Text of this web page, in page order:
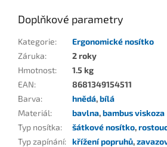
Doplňkové parametry
Kategorie:
Ergonomické nosítko
Záruka:
2 roky
Hmotnost:
1.5 kg
EAN:
8681349154511
Barva: hnědá,bílá
Materiál: bavlna,bambus viskoza
Typ nosítka: šátkové nosítko,
Typ zapínání: křížení popruhů,